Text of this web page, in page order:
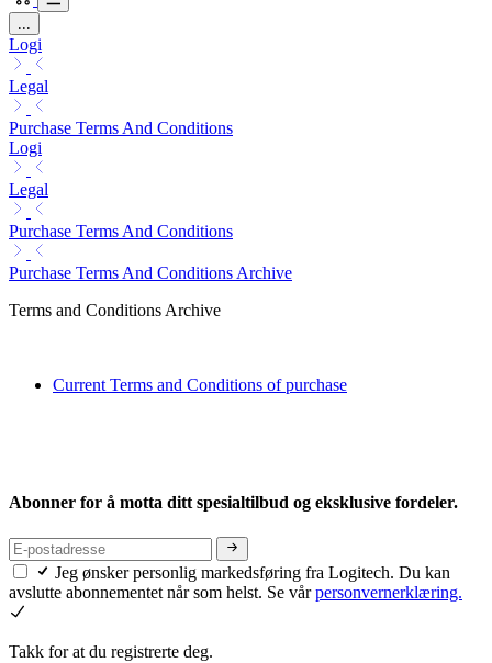
...
Logi
Legal
Purchase Terms And Conditions
Logi
Legal
Purchase Terms And Conditions
Purchase Terms And Conditions Archive
Terms and Conditions Archive
Current Terms and Conditions of purchase
Abonner for å motta ditt spesialtilbud og eksklusive fordeler.
Jeg ønsker personlig markedsføring fra Logitech. Du kan
avslutte abonnementet når som helst. Se vårpersonvernerklæring.
Takk for at du registrerte deg.